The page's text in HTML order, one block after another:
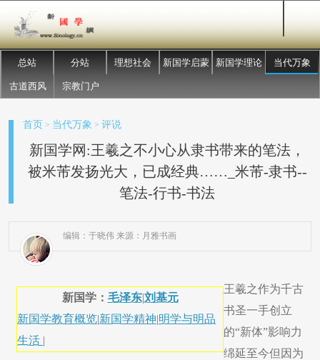
总站 分站 理想社会 新国学启蒙 新国学理论 当代万象
古道西风 宗教门户
首页 > 当代万象 > 评说
新国学网:王羲之不小心从隶书带来的笔法，
被米芾发扬光大，已成经典……_米芾-隶书--
笔法-行书-书法
编辑：于晓伟 来源：月雅书画
新国学： 毛泽东|刘基元
新国学教育概览|新国学精神|明学与明品
生活 |
王羲之作为千古
书圣一手创立
的“新体”影响力
绵延至今但因为